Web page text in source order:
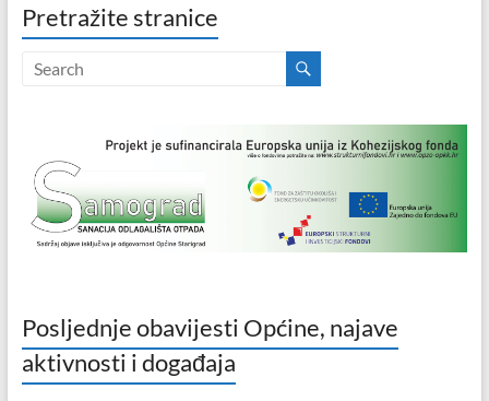
Pretražite stranice
Posljednje obavijesti Općine, najave
aktivnosti i događaja